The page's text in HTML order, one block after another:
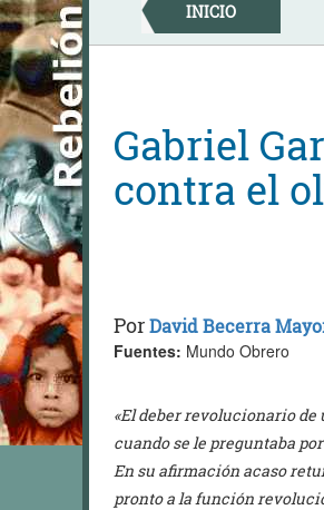
Skip
to
content
INICIO
Gabriel
contra el
PorDavid Becerra
Fuentes: Mundo Obrero
«El deber revolucionario
cuando se le preguntaba
En su afirmación acaso
pronto a la función